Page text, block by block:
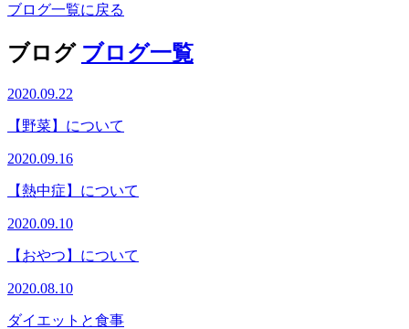
ブログ一覧に戻る
ブログ ブログ一覧
2020.09.22
【野菜】について
2020.09.16
【熱中症】について
2020.09.10
【おやつ】について
2020.08.10
ダイエットと食事